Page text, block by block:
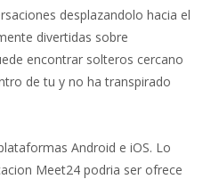
desplazandolo hacia el
divertidas sobre
encontrar solteros cercano
de tu y no ha transpirado
Android e iOS. Lo
Meet24 podri­a ser ofrece